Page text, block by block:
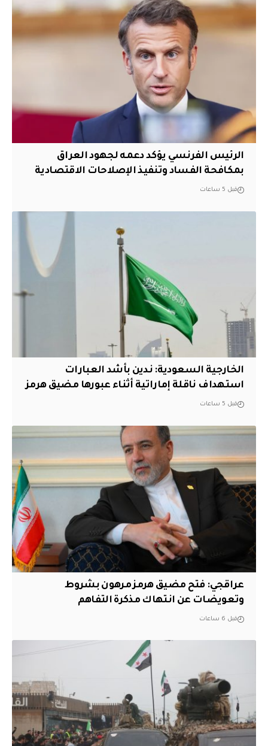
الرئيس الفرنسي يؤكد دعمه لجهود العراق
بمكافحة الفساد وتنفيذ الإصلاحات الاقتصادية
قبل 5 ساعات
‏الخارجية السعودية: ندين بأشد العبارات
استهداف ناقلة إماراتية أثناء عبورها مضيق هرمز
قبل 5 ساعات
عراقجي: فتح مضيق هرمز مرهون بشروط
وتعويضات عن انتهاك مذكرة التفاهم
قبل 6 ساعات